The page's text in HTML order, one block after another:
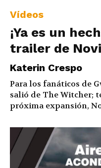
Vídeos
¡Ya es un
trailer de
Katerin Crespo
Para los fanáticos de
salió de The Witcher;
próxima expansión,